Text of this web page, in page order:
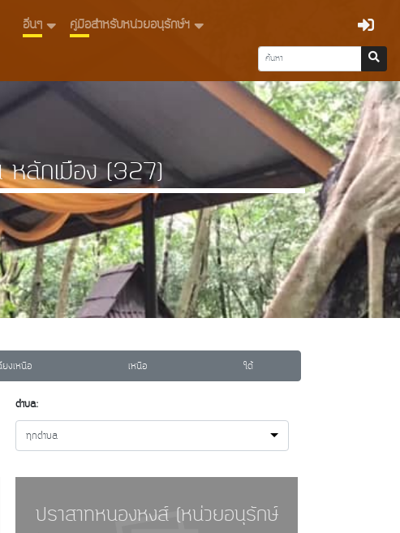
อื่นๆ คู่มือสำหรับหน่วยอนุรักษ์ฯ
ลักเมือง (327)
ยงเหนือ เหนือ ใต้
ตำบล:
ทุกตำบล
ปราสาทหนองหงส์ (หน่วยอนุรักษ์